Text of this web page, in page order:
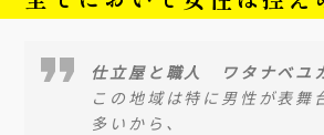
仕立屋と職人 ワタナベユ
この地域は特に男性が表舞
多いから、